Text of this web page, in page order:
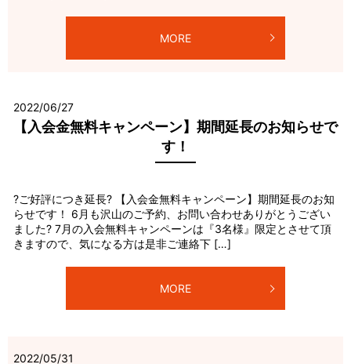
MORE
2022/06/27
【入会金無料キャンペーン】期間延長のお知らせで
す！
?ご好評につき延長? 【入会金無料キャンペーン】期間延長のお知
らせです！ 6月も沢山のご予約、お問い合わせありがとうござい
ました? 7月の入会無料キャンペーンは『3名様』限定とさせて頂
きますので、気になる方は是非ご連絡下 […]
MORE
2022/05/31